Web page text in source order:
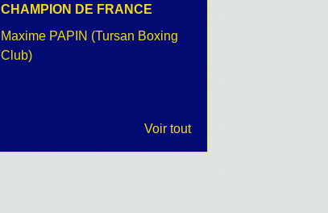
CHAMPION DE FRANCE
Maxime PAPIN (Tursan Boxing
Club)
Voir tout